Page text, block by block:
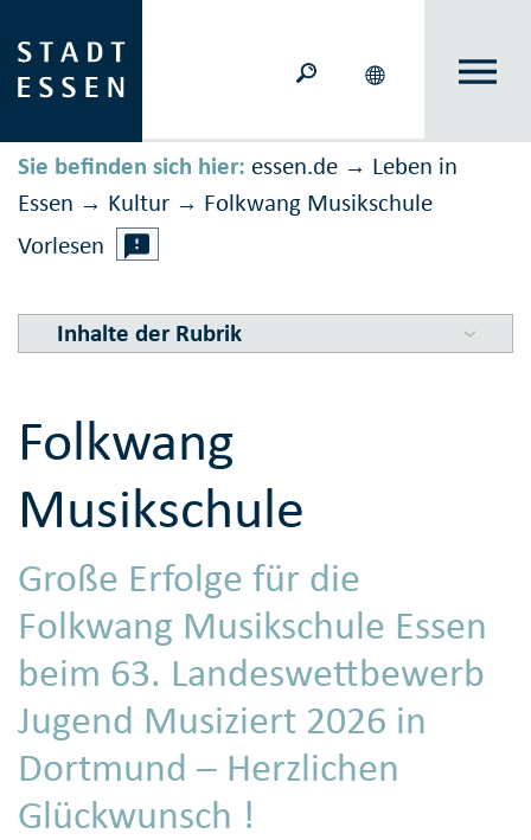
Sie befinden sich hier: essen.de → Leben in
Essen → Kultur → Folkwang Musikschule
Vorlesen
Inhalte der Rubrik
Folkwang
Musikschule
Große Erfolge für die
Folkwang Musikschule Essen
beim 63. Landeswettbewerb
Jugend Musiziert 2026 in
Dortmund – Herzlichen
Glückwunsch !